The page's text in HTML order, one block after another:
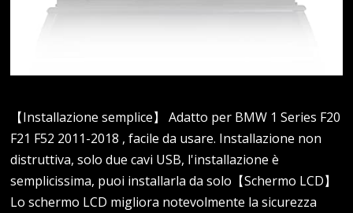
【Installazione semplice】 Adatto per BMW 1 Series F20
F21 F52 2011-2018 , facile da usare. Installazione non
distruttiva, solo due cavi USB, l'installazione è
semplicissima, puoi installarla da solo【Schermo LCD】
Lo schermo LCD migliora notevolmente la sicurezza